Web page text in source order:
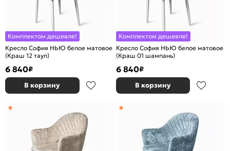
Комплектом дешевле!
Кресло София НЬЮ белое матовое
(Краш 12 тауп)
6 840₽
В корзину
Комплектом дешевле!
Кресло София НЬЮ белое матовое
(Краш 01 шампань)
6 840₽
В корзину